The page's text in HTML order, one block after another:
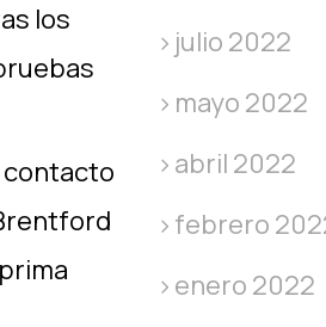
los
contacto
julio 2022
mayo 2022
abril 2022
febrero
enero 2022